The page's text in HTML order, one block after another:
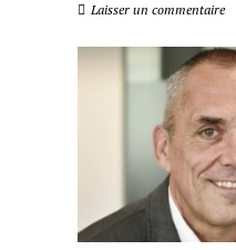
Laisser un commentaire